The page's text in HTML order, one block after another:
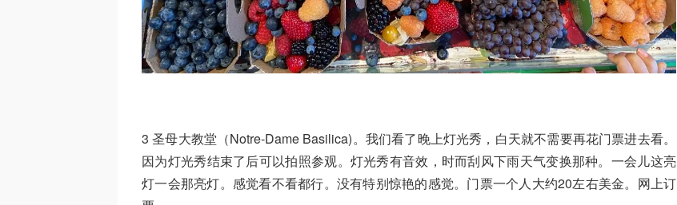
3 圣母大教堂（Notre-Dame Basilica)。我们看了晚上灯光秀，白天就不需要再花门票进去看。
因为灯光秀结束了后可以拍照参观。灯光秀有音效，时而刮风下雨天气变换那种。一会儿这亮
灯一会那亮灯。感觉看不看都行。没有特别惊艳的感觉。门票一个人大约20左右美金。网上订